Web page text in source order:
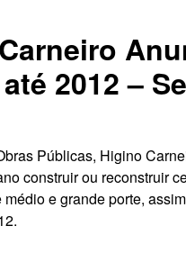
2012 –
Públicas, Higino
construir ou reconstruir
médio e grande porte,